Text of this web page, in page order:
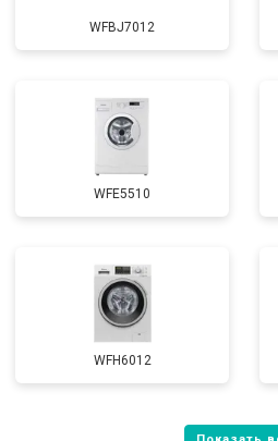
WFBJ7012
WFE5510
WFH6012